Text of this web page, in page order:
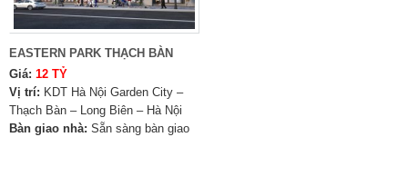
EASTERN PARK THẠCH BÀN
Giá: 12 TỶ
Vị trí: KDT Hà Nội Garden City –
Thạch Bàn – Long Biên – Hà Nội
Bàn giao nhà: Sẵn sàng bàn giao